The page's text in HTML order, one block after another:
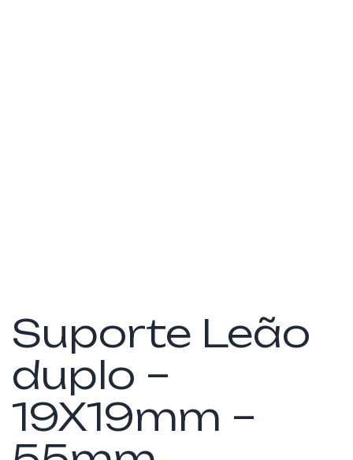
Suporte Leão
duplo –
19X19mm –